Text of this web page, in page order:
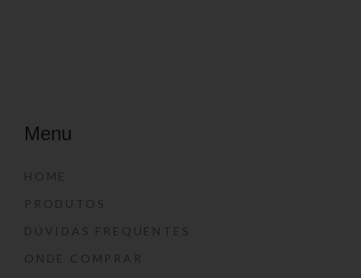
Menu
HOME
PRODUTOS
DÚVIDAS FREQUENTES
ONDE COMPRAR